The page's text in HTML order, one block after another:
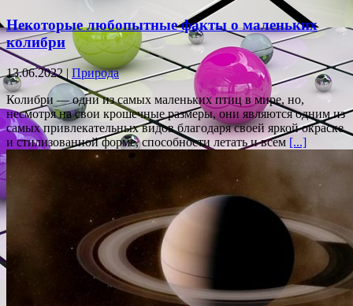
Некоторые любопытные факты о маленьких
колибри
13.06.2022 | Природа
Колибри — одни из самых маленьких птиц в мире, но,
несмотря на свои крошечные размеры, они являются одним из
самых привлекательных видов благодаря своей яркой окраске
и стилизованной форме, способности летать и всем [...]